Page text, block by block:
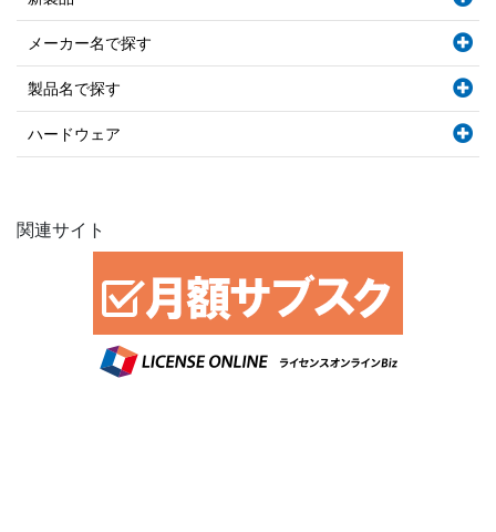
メーカー名で探す
製品名で探す
ハードウェア
関連サイト